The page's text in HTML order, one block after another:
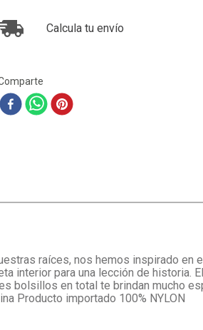
Calcula tu envío
raíces, nos hemos inspirado en
interior para una lección de historia.
bolsillos en total te brindan mucho
Producto importado 100% NYLON